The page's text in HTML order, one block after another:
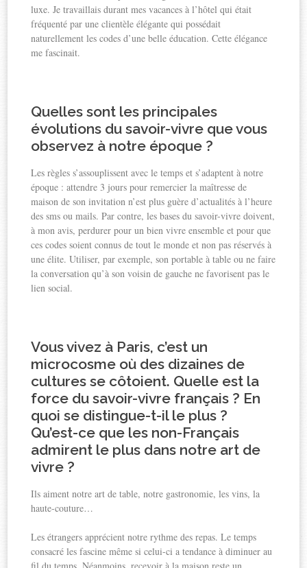
luxe. Je travaillais durant mes vacances à l’hôtel qui était
fréquenté par une clientèle élégante qui possédait
naturellement les codes d’une belle éducation. Cette élégance
me fascinait.
Quelles sont les principales
évolutions du savoir-vivre que vous
observez à notre époque ?
Les règles s’assouplissent avec le temps et s’adaptent à notre
époque : attendre 3 jours pour remercier la maîtresse de
maison de son invitation n’est plus guère d’actualités à l’heure
des sms ou mails. Par contre, les bases du savoir-vivre doivent,
à mon avis, perdurer pour un bien vivre ensemble et pour que
ces codes soient connus de tout le monde et non pas réservés à
une élite. Utiliser, par exemple, son portable à table ou ne faire
la conversation qu’à son voisin de gauche ne favorisent pas le
lien social.
Vous vivez à Paris, c’est un
microcosme où des dizaines de
cultures se côtoient. Quelle est la
force du savoir-vivre français ? En
quoi se distingue-t-il le plus ?
Qu’est-ce que les non-Français
admirent le plus dans notre art de
vivre ?
Ils aiment notre art de table, notre gastronomie, les vins, la
haute-couture…
Les étrangers apprécient notre rythme des repas. Le temps
consacré les fascine même si celui-ci a tendance à diminuer au